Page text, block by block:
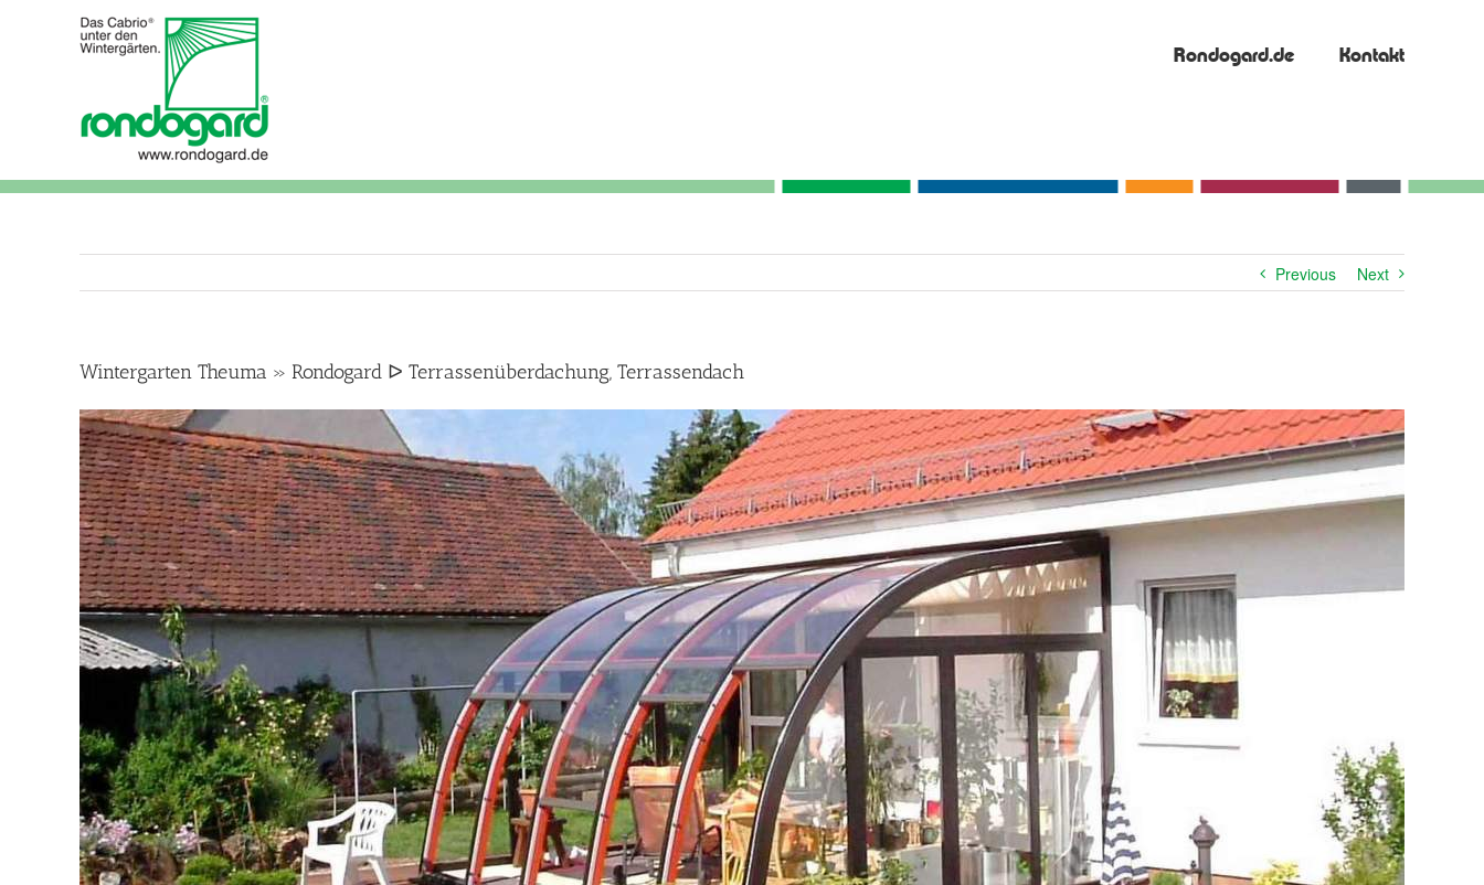
Rondogard.de Kontakt
Previous Next
Wintergarten Theuma » Rondogard ᐅ Terrassenüberdachung, Terrassendach